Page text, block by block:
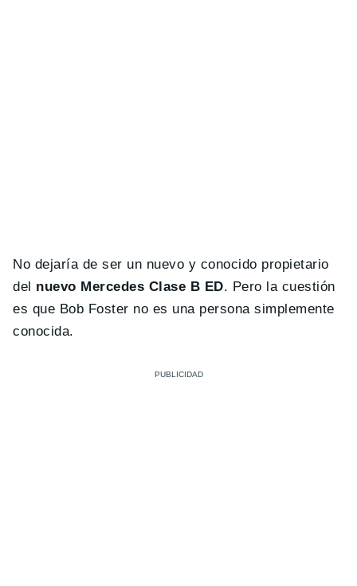
No dejaría de ser un nuevo y conocido propietario
del nuevo Mercedes Clase B ED. Pero la cuestión
es que Bob Foster no es una persona simplemente
conocida.